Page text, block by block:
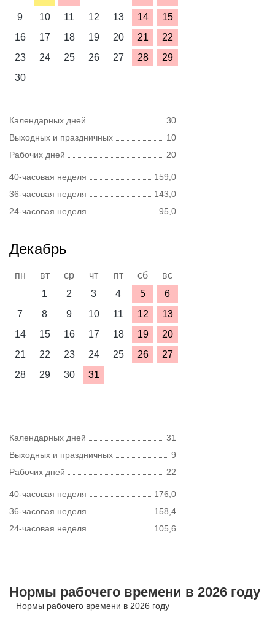
9
10 11 12 13 14
15
16
17 18 19 20 21
22
23
24 25 26 27 28
29
30
Календарных дней
30
Выходных и праздничных
10
Рабочих дней
20
40-часовая неделя
159,0
36-часовая неделя
143,0
24-часовая неделя
95,0
Декабрь
пн вт ср чт пт сб
вс
1
2 3 4 5
6
7
8 9 10 11 12
13
14
15 16 17 18 19
20
21
22 23 24 25 26
27
28
29 30 31
Календарных дней
31
Выходных и праздничных
9
Рабочих дней
22
40-часовая неделя
176,0
36-часовая неделя
158,4
24-часовая неделя
105,6
Нормы рабочего времени в 2026 году
Нормы рабочего времени в 2026 году